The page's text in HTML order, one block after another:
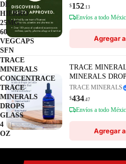
DE
HIERRO
25MG
60
VEGCAPS
SFN
$152.13
Envíos a todo
Agregar
TRACE
MINERALS
CONCENTRACE
TRACE
MINERALS
DROPS
GLASS
4
OZ
TRACE
MINERALS
TRACE MINERALS
$434.47
Envíos a todo
Agregar